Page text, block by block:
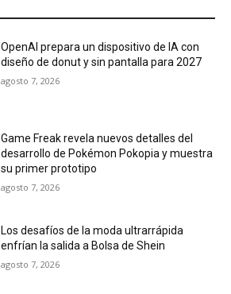
OpenAI prepara un dispositivo de IA con
diseño de donut y sin pantalla para 2027
agosto 7, 2026
Game Freak revela nuevos detalles del
desarrollo de Pokémon Pokopia y muestra
su primer prototipo
agosto 7, 2026
Los desafíos de la moda ultrarrápida
enfrían la salida a Bolsa de Shein
agosto 7, 2026